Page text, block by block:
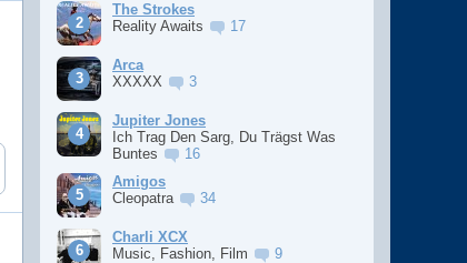
The Strokes
Reality Awaits
17
Arca
XXXXX
3
Jupiter Jones
Ich Trag Den Sarg, Du Trägst Was
Buntes
16
Amigos
Cleopatra
34
Charli XCX
Music, Fashion, Film
9